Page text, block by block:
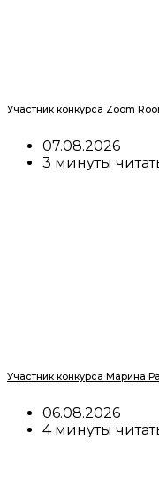
Участник конкурса Zoom
07.08.2026
3 минуты
Участник конкурса Марина
06.08.2026
4 минуты